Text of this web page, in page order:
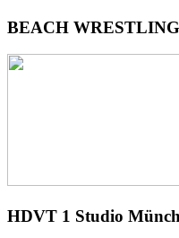
BEACH WRESTLING
HDVT 1 Studio